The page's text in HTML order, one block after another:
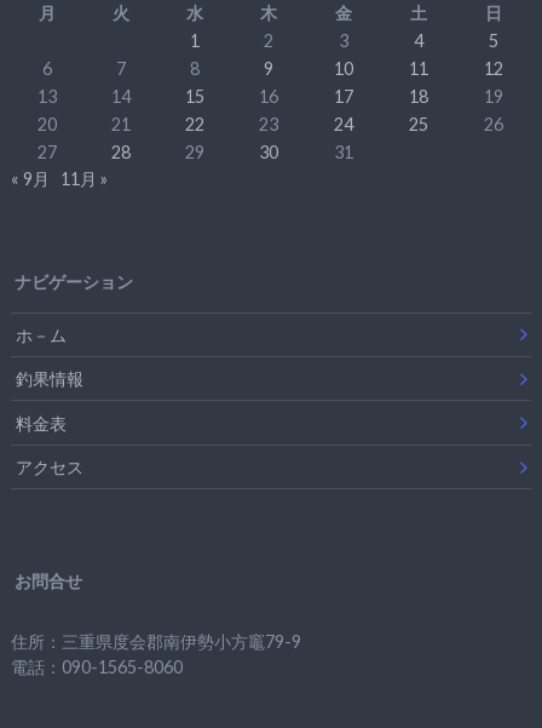
月
火 水 木 金 土
日
1
2 3 4
5
6
7 8 9 10 11
12
13
14 15 16 17 18
19
20
21 22 23 24 25
26
27
28 29 30
31
« 9月
11月 »
ナビゲーション
ホ－ム
釣果情報
料金表
アクセス
お問合せ
住所：三重県度会郡南伊勢小方竈79-9
電話：090-1565-8060